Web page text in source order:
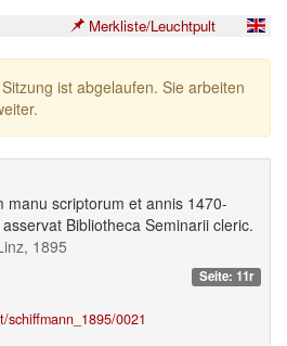
Merkliste/Leuchtpult
ist abgelaufen. Sie arbeiten
manu scriptorum et annis 1470-
Bibliotheca Seminarii cleric.
1895
Seite: 11r
0021